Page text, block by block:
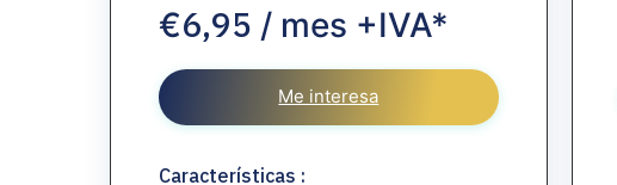
€6,95 / mes +IVA*
Me interesa
Características :